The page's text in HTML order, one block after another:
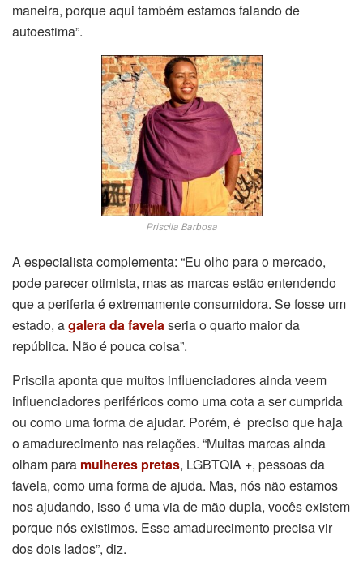
maneira, porque aqui também estamos falando de
autoestima”.
Priscila Barbosa
A especialista complementa: “Eu olho para o mercado,
pode parecer otimista, mas as marcas estão entendendo
que a periferia é extremamente consumidora. Se fosse um
estado, agalera da favelaseria o quarto maior da
república. Não é pouca coisa”.
Priscila aponta que muitos influenciadores ainda veem
influenciadores periféricos como uma cota a ser cumprida
ou como uma forma de ajudar. Porém, é preciso que haja
o amadurecimento nas relações. “Muitas marcas ainda
olham para mulheres pretas, LGBTQIA +, pessoas da
favela, como uma forma de ajuda. Mas, nós não estamos
nos ajudando, isso é uma via de mão dupla, vocês existem
porque nós existimos. Esse amadurecimento precisa vir
dos dois lados”, diz.